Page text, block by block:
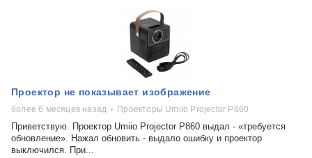
Проектор не показывает изображение
более 6 месяцев назад Проекторы Umiio Projector P860
Приветствую. Проектор Umiio Projector P860 выдал - «требуется
обновление». Нажал обновить - выдало ошибку и проектор
выключился. При...